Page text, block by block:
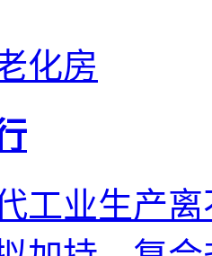
化房
工业生产